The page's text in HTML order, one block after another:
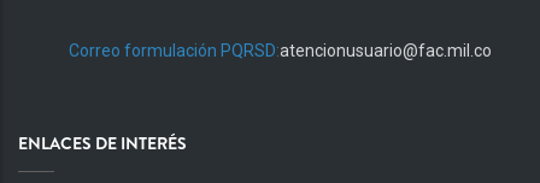
Correo formulación PQRSD:atencionusuario@fac.mil.co
ENLACES DE INTERÉS